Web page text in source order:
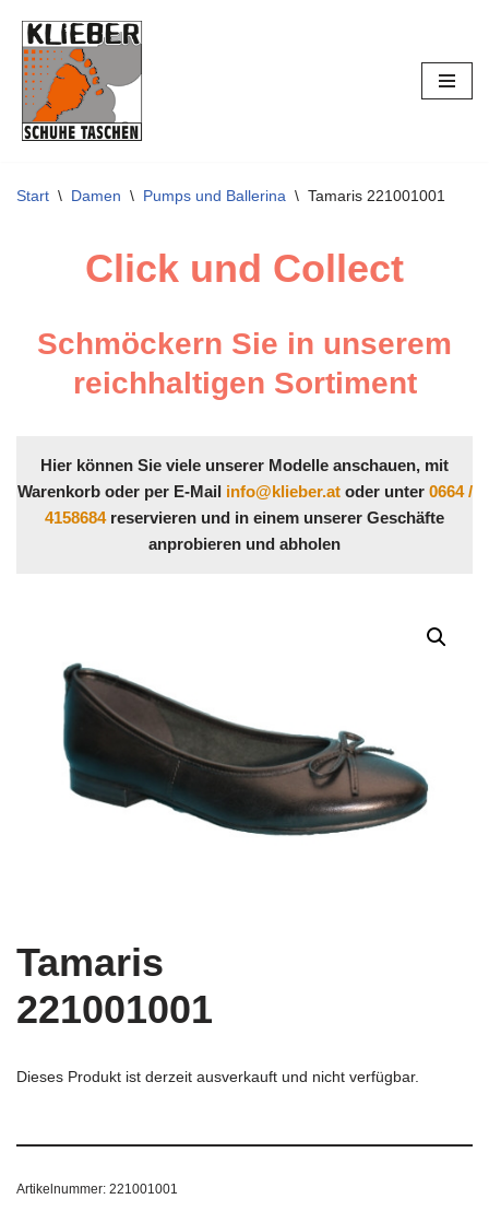
Zum
Inhalt
springen
Start \ Damen \ Pumps und Ballerina \ Tamaris 221001001
Click und Collect
Schmöckern Sie in unserem
reichhaltigen Sortiment
Hier können Sie viele unserer Modelle anschauen, mit
Warenkorb oder per E-Mail info@klieber.atoder unter 0664 /
4158684reservieren und in einem unserer Geschäfte
anprobieren und abholen
Tamaris
221001001
Dieses Produkt ist derzeit ausverkauft und nicht verfügbar.
Artikelnummer: 221001001